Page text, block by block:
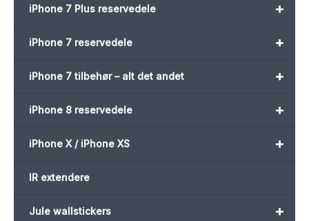
+
iPhone 7 Plus reservedele
+
iPhone 7 reservedele
+
iPhone 7 tilbehør – alt det andet
+
iPhone 8 reservedele
+
iPhone X / iPhone XS
IR extendere
+
Jule wallstickers